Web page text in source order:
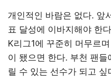
개인적인 바람은 없다. 앞
표 달성에 이바지해야 한
K리그1에 꾸준히 머무르
이 됐으면 한다. 부천 팬들
릴 수 있는 선수가 되고 싶